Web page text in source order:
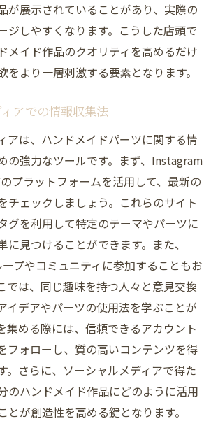
が展示されていることがあり、実際の
ジしやすくなります。こうした店頭で
メイド作品のクオリティを高めるだけ
をより一層刺激する要素となります。
アでの情報収集法
アは、ハンドメイドパーツに関する情
の強力なツールです。まず、Instagram
プラットフォームを活用して、最新の
チェックしましょう。これらのサイト
グを利用して特定のテーマやパーツに
に見つけることができます。また、
プやコミュニティに参加することもお
では、同じ趣味を持つ人々と意見交換
イデアやパーツの使用法を学ぶことが
集める際には、信頼できるアカウント
フォローし、質の高いコンテンツを得
。さらに、ソーシャルメディアで得た
のハンドメイド作品にどのように活用
とが創造性を高める鍵となります。